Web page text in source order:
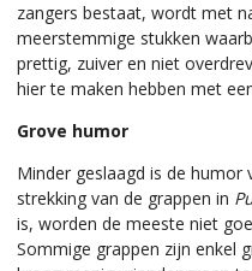
zangers bestaat, wordt met
meerstemmige stukken
prettig, zuiver en niet
hier te maken hebben met
Grove humor
Minder geslaagd is de humor
strekking van de grappen in
is, worden de meeste niet
Sommige grappen zijn enkel